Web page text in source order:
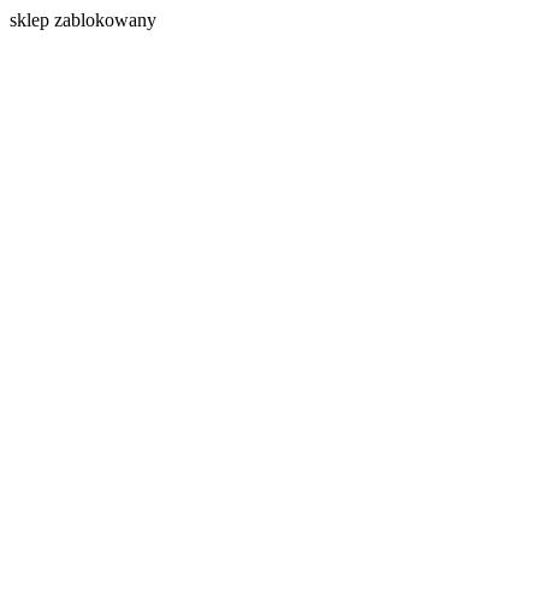
sklep zablokowany